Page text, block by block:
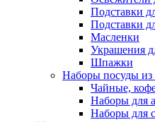
Подставки
Подставки
Масленки
Украшения
Шпажки
Наборы посуды из
Чайные,
Наборы для
Наборы для